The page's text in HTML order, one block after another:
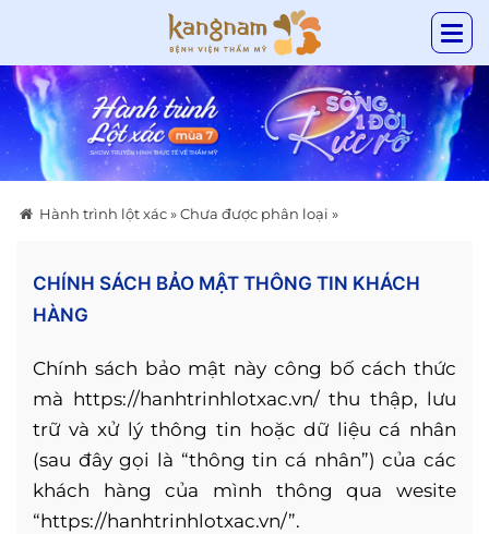
Hành trình lột xác»Chưa được phân loại »
CHÍNH SÁCH BẢO MẬT THÔNG TIN KHÁCH
HÀNG
Chính sách bảo mật này công bố cách thức
mà https://hanhtrinhlotxac.vn/ thu thập, lưu
trữ và xử lý thông tin hoặc dữ liệu cá nhân
(sau đây gọi là “thông tin cá nhân”) của các
khách hàng của mình thông qua wesite
“https://hanhtrinhlotxac.vn/”.